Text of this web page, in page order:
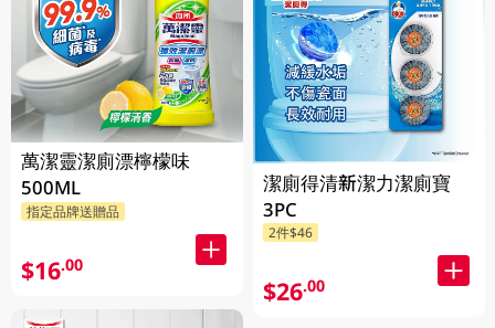
萬潔靈潔廁漂檸檬味
500ML
指定品牌送贈品
$16.00
潔廁得清新潔力潔廁寶
3PC
2件$46
$26.00